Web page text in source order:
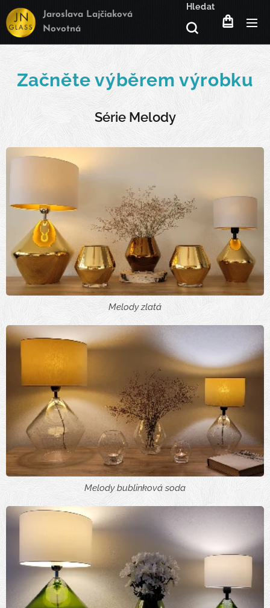
Jaroslava Lajčiaková
Novotná
Hledat
Začněte výběrem výrobku
Série Melody
Melody zlatá
Melody bublinková soda